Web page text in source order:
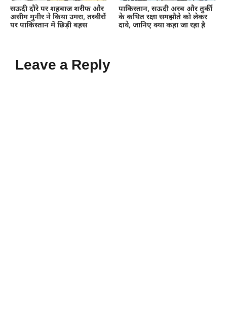
सऊदी दौरे पर शहबाज शरीफ और
असीम मुनीर ने किया उमरा, तस्वीरों
पर पाकिस्तान में छिड़ी बहस
पाकिस्तान, सऊदी अरब और तुर्की
के कथित रक्षा समझौते को लेकर
दावे, जानिए क्या कहा जा रहा है
Leave a Reply